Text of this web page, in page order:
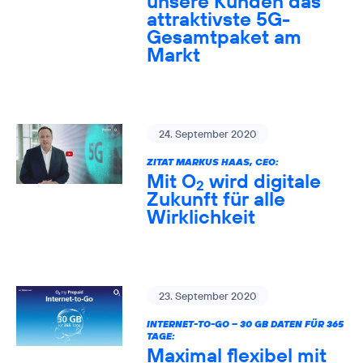
attraktivste 5G-
Gesamtpaket am
Markt
24. September 2020
ZITAT MARKUS HAAS, CEO:
Mit O2 wird digitale
Zukunft für alle
Wirklichkeit
23. September 2020
INTERNET-TO-GO – 30 GB DATEN FÜR 365
TAGE:
Maximal flexibel mit